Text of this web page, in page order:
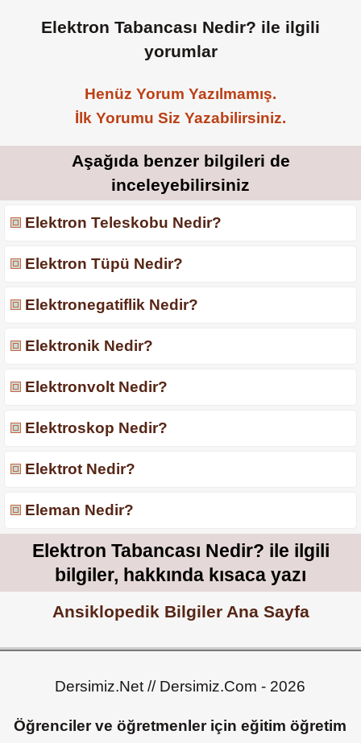
Elektron Tabancası Nedir? ile ilgili
yorumlar
Henüz Yorum Yazılmamış.
İlk Yorumu Siz Yazabilirsiniz.
Aşağıda benzer bilgileri de
inceleyebilirsiniz
Elektron Teleskobu Nedir?
Elektron Tüpü Nedir?
Elektronegatiflik Nedir?
Elektronik Nedir?
Elektronvolt Nedir?
Elektroskop Nedir?
Elektrot Nedir?
Eleman Nedir?
Elektron Tabancası Nedir? ile ilgili
bilgiler, hakkında kısaca yazı
Ansiklopedik Bilgiler Ana Sayfa
Dersimiz.Net // Dersimiz.Com - 2026
Öğrenciler ve öğretmenler için eğitim öğretim